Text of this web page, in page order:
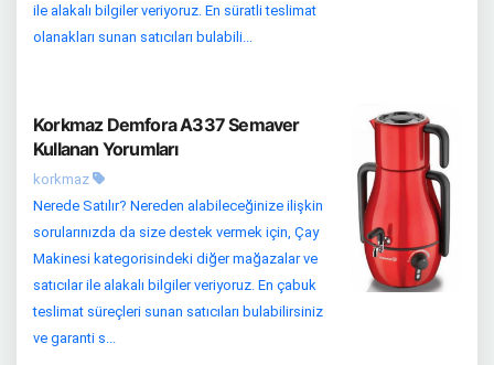
ile alakalı bilgiler veriyoruz. En süratli teslimat
olanakları sunan satıcıları bulabili...
Korkmaz Demfora A337 Semaver
Kullanan Yorumları
korkmaz
Nerede Satılır? Nereden alabileceğinize ilişkin
sorularınızda da size destek vermek için, Çay
Makinesi kategorisindeki diğer mağazalar ve
satıcılar ile alakalı bilgiler veriyoruz. En çabuk
teslimat süreçleri sunan satıcıları bulabilirsiniz
ve garanti s...